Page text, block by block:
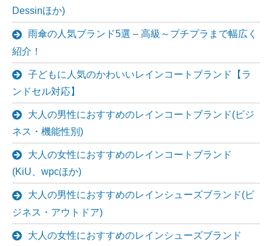
Dessinほか)
雨傘の人気ブランド5選 – 高級～プチプラまで幅広く
紹介！
子どもに人気のかわいいレインコートブランド【ラ
ンドセル対応】
大人の男性におすすめのレインコートブランド(ビジ
ネス・機能性別)
大人の女性におすすめのレインコートブランド
(KiU、wpcほか)
大人の男性におすすめのレインシューズブランド(ビ
ジネス・アウトドア)
大人の女性におすすめのレインシューズブランド